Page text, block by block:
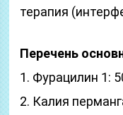
терапия
Перечень
1. Фурацилин 1:
2. Калия